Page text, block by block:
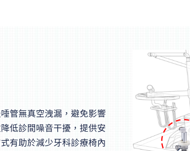
管無真空洩漏，避免影響
低診間噪音干擾，提供安
有助於減少牙科診療椅內